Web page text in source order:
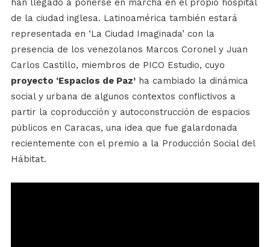
han llegado a ponerse en marcha en el propio hospital
de la ciudad inglesa. Latinoamérica también estará
representada en ‘La Ciudad Imaginada’ con la
presencia de los venezolanos Marcos Coronel y Juan
Carlos Castillo, miembros de PICO Estudio, cuyo
proyecto ‘Espacios de Paz’ha cambiado la dinámica
social y urbana de algunos contextos conflictivos a
partir la coproducción y autoconstrucción de espacios
públicos en Caracas, una idea que fue galardonada
recientemente con el premio a la Producción Social del
Hábitat.